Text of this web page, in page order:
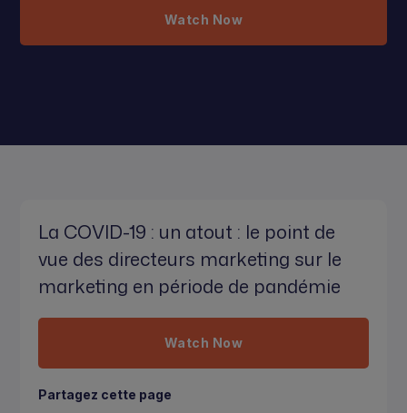
Watch Now
La COVID-19 : un atout : le point de
vue des directeurs marketing sur le
marketing en période de pandémie
Watch Now
Partagez cette page